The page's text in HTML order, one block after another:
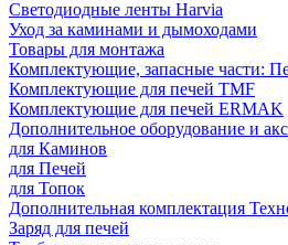
Светодиодные ленты Harvia
Уход за каминами и дымоходами
Товары для монтажа
Комплектующие, запасные части:
Комплектующие для печей TMF
Комплектующие для печей ERMAK
Дополнительное оборудование и
для Каминов
для Печей
для Топок
Дополнительная комплектация
Заряд для печей